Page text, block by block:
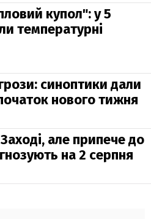
купол": у 5
температурні
синоптики дали
нового тижня
але припече до
на 2 серпня